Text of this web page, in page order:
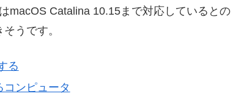
macOS Catalina 10.15まで対応しているとの
うです。
る
ンピュータ